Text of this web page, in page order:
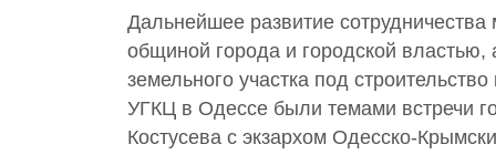
Дальнейшее развитие сотрудничества
общиной города и городской властью,
земельного участка под
УГКЦ в Одессе были темами встречи
Костусева с экзархом Одесско-